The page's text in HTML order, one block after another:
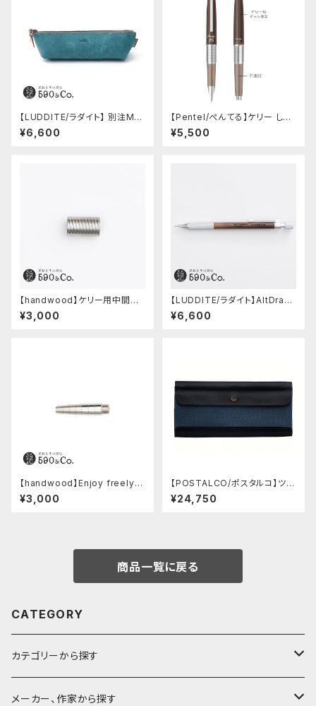
【LUDDITE/ラダイト】 別注MAY
Aレザーボートペンケース (ター
キーブルー)
¥6,600
【Pentel/ぺんてる】ケリー しー
さーコラボ限定カラー
¥5,500
【handwood】ケリー用中間パ
ーツ/カスタムグリップ (多条/ス
テンレス)
¥3,000
【LUDDITE/ラダイト】AltDraw
0.5 シルバー(ウォルナット)
¥6,600
【handwood】Enjoy freely
前軸 (ステンレス)
¥3,000
【POSTALCO/ポスタルコ】ツー
ルボックス (Navy Blue)
¥24,750
商品一覧に戻る
CATEGORY
カテゴリーから探す
鉛筆
メーカー、作家から探す